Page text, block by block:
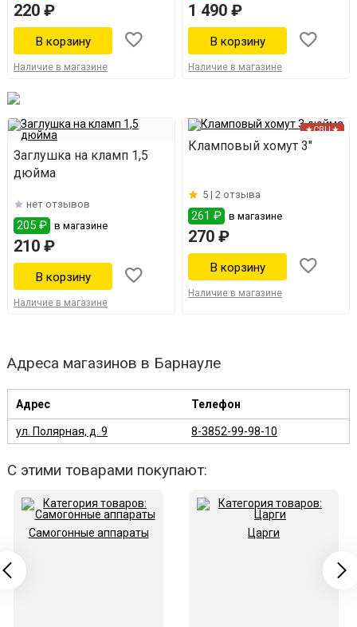
220 ₽
Наличие в магазине
1 490 ₽
Наличие в магазине
Заглушка на кламп 1,5
дюйма
нет отзывов
205 ₽ в магазине
210 ₽
Наличие в магазине
★СВЦ★
Кламповый хомут 3"
5 |2 отзыва
261 ₽ в магазине
270 ₽
Наличие в магазине
Адреса магазинов в Барнауле
Адрес Телефон
ул. Полярная, д. 9 8-3852-99-98-10
С этими товарами покупают:
Самогонные аппараты Царги